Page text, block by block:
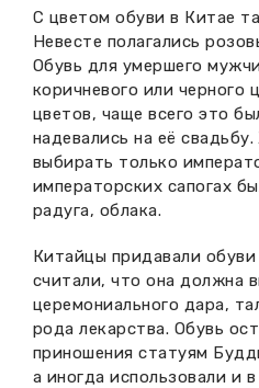
С цветом обуви в Китае
Невесте полагались
Обувь для умершего
коричневого или
цветов, чаще всего это
надевались на её
выбирать только
императорских сапогах
радуга, облака.
Китайцы придавали
считали, что она должна
церемониального дара,
рода лекарства. Обувь
приношения статуям
а иногда использовали и